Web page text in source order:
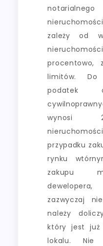
zależy od
procentowo,
limitów.
podatek
wynosi
przypadku
rynku
zakupu
zazwyczaj
należy
który jest już
lokalu. Nie